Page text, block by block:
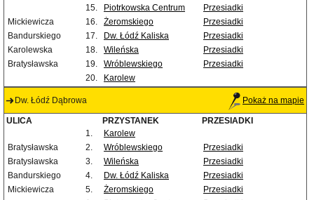
15.
Piotrkowska Centrum
Przesiadki
Mickiewicza
16. Żeromskiego
Przesiadki
Bandurskiego
17. Dw. Łódź Kaliska
Przesiadki
Karolewska
18. Wileńska
Przesiadki
Bratysławska
19. Wróblewskiego
Przesiadki
20.
Karolew
Dw. Łódź Dąbrowa Pokaż na mapie
ULICA PRZYSTANEK
PRZESIADKI
1.
Karolew
Bratysławska
2. Wróblewskiego
Przesiadki
Bratysławska
3. Wileńska
Przesiadki
Bandurskiego
4. Dw. Łódź Kaliska
Przesiadki
Mickiewicza
5. Żeromskiego
Przesiadki